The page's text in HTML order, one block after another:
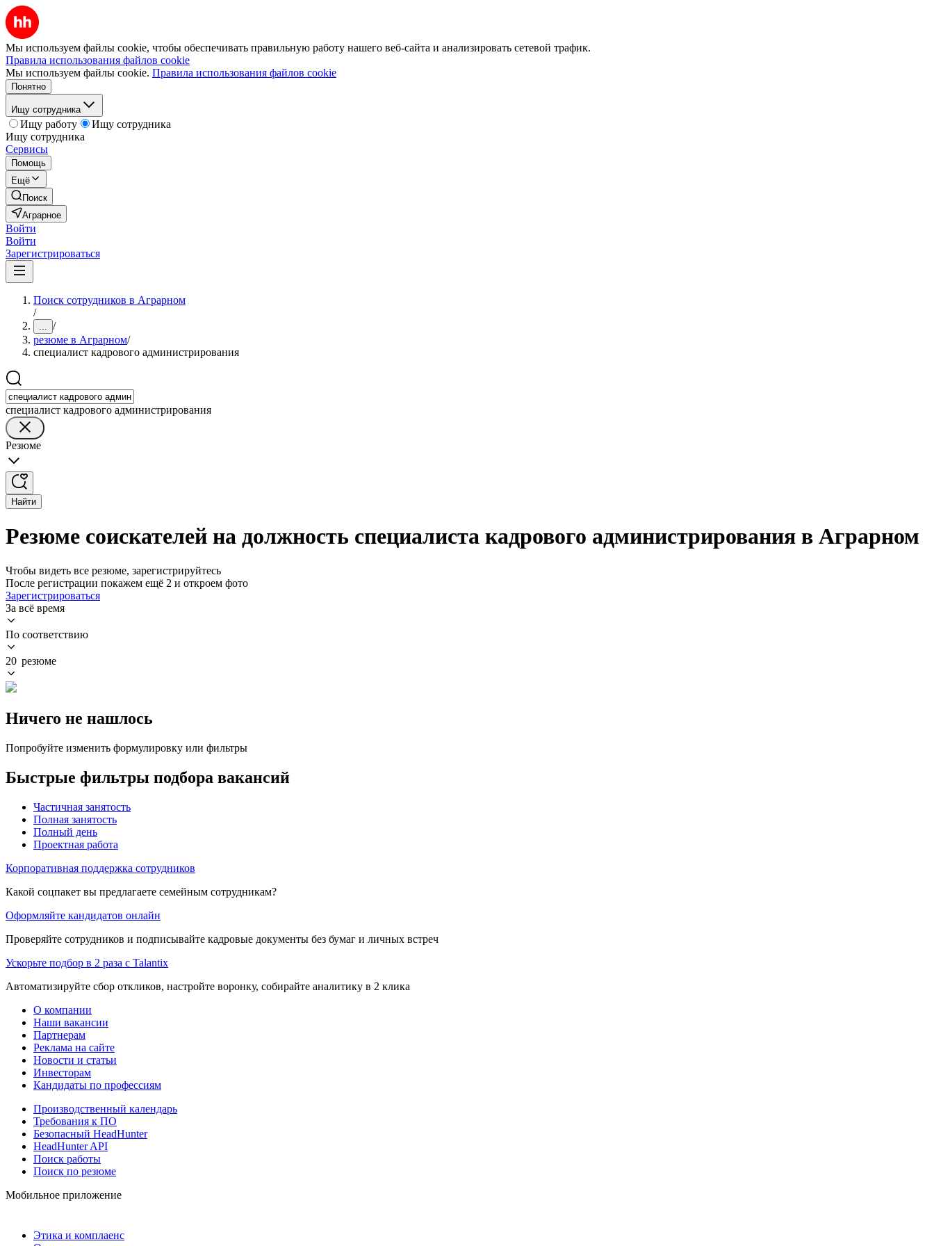
Мы используем файлы cookie, чтобы обеспечивать правильную работу нашего веб-сайта и анализировать сетевой трафик.
Правила использования файлов cookie
Мы используем файлы cookie. Правила использования файлов cookie
Понятно
Ищу сотрудника
Ищу работу
Ищу сотрудника
Ищу сотрудника
Сервисы
Помощь
Ещё
Поиск
Аграрное
Войти
Войти
Зарегистрироваться
Поиск сотрудников в Аграрном
/
... /
резюме в Аграрном/
специалист кадрового администрирования
специалист кадрового администрирования
Резюме
Найти
Резюме соискателей на должность специалиста кадрового администрирования в Аграрном
Чтобы видеть все резюме, зарегистрируйтесь
После регистрации покажем ещё 2 и откроем фото
Зарегистрироваться
За всё время
По соответствию
20 резюме
Ничего не нашлось
Попробуйте изменить формулировку или фильтры
Быстрые фильтры подбора вакансий
Частичная занятость
Полная занятость
Полный день
Проектная работа
Корпоративная поддержка сотрудников
Какой соцпакет вы предлагаете семейным сотрудникам?
Оформляйте кандидатов онлайн
Проверяйте сотрудников и подписывайте кадровые документы без бумаг и личных встреч
Ускорьте подбор в 2 раза с Talantix
Автоматизируйте сбор откликов, настройте воронку, собирайте аналитику в 2 клика
О компании
Наши вакансии
Партнерам
Реклама на сайте
Новости и статьи
Инвесторам
Кандидаты по профессиям
Производственный календарь
Требования к ПО
Безопасный HeadHunter
HeadHunter API
Поиск работы
Поиск по резюме
Мобильное приложение
Этика и комплаенс